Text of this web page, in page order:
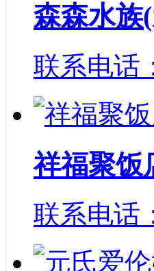
森森水族
联系电话
祥福聚饭
联系电话